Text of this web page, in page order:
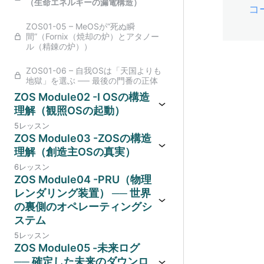
（生命エネルギーの漏電構造）
ZOS01-05 – MeOSが“死ぬ瞬
間”（Fornix（焼却の炉）とアタノー
ル（精錬の炉））
ZOS01-06 – 自我OSは「天国よりも
地獄」を選ぶ ── 最後の門番の正体
ZOS Module02 -I OSの構造
理解（観照OSの起動）
5レッスン
ZOS Module03 -ZOSの構造
理解（創造主OSの真実）
6レッスン
ZOS Module04 -PRU（物理
レンダリング装置） ── 世界
の裏側のオペレーティングシ
ステム
5レッスン
ZOS Module05 -未来ログ
── 確定した未来のダウンロ
コ